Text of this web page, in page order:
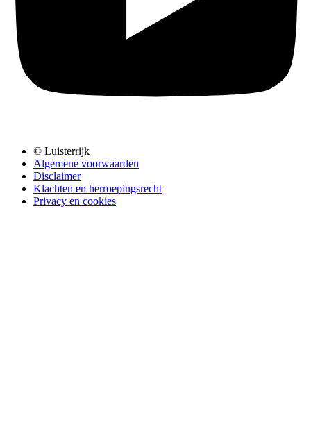
© Luisterrijk
Algemene voorwaarden
Disclaimer
Klachten en herroepingsrecht
Privacy en cookies